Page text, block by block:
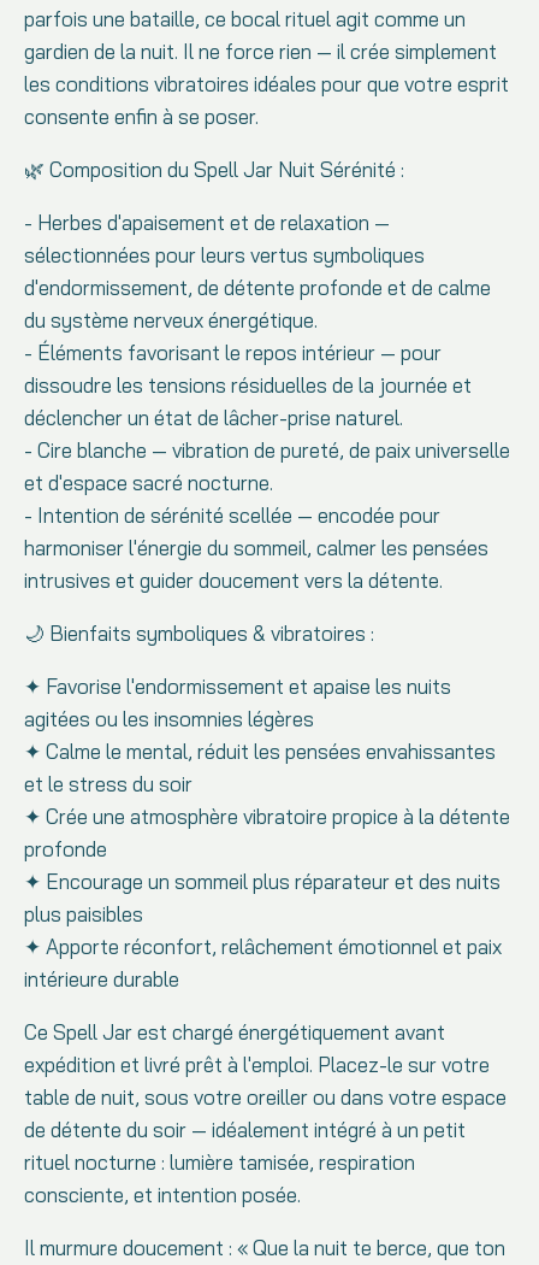
parfois une bataille, ce bocal rituel agit comme un
gardien de la nuit. Il ne force rien — il crée simplement
les conditions vibratoires idéales pour que votre esprit
consente enfin à se poser.
🌿 Composition du Spell Jar Nuit Sérénité :
- Herbes d'apaisement et de relaxation —
sélectionnées pour leurs vertus symboliques
d'endormissement, de détente profonde et de calme
du système nerveux énergétique.
- Éléments favorisant le repos intérieur — pour
dissoudre les tensions résiduelles de la journée et
déclencher un état de lâcher-prise naturel.
- Cire blanche — vibration de pureté, de paix universelle
et d'espace sacré nocturne.
- Intention de sérénité scellée — encodée pour
harmoniser l'énergie du sommeil, calmer les pensées
intrusives et guider doucement vers la détente.
🌙 Bienfaits symboliques & vibratoires :
✦ Favorise l'endormissement et apaise les nuits
agitées ou les insomnies légères
✦ Calme le mental, réduit les pensées envahissantes
et le stress du soir
✦ Crée une atmosphère vibratoire propice à la détente
profonde
✦ Encourage un sommeil plus réparateur et des nuits
plus paisibles
✦ Apporte réconfort, relâchement émotionnel et paix
intérieure durable
Ce Spell Jar est chargé énergétiquement avant
expédition et livré prêt à l'emploi. Placez-le sur votre
table de nuit, sous votre oreiller ou dans votre espace
de détente du soir — idéalement intégré à un petit
rituel nocturne : lumière tamisée, respiration
consciente, et intention posée.
Il murmure doucement : « Que la nuit te berce, que ton